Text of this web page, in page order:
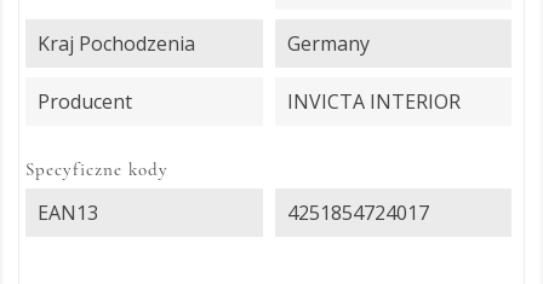
Kraj Pochodzenia Germany
Producent INVICTA INTERIOR
Specyficzne kody
EAN13 4251854724017